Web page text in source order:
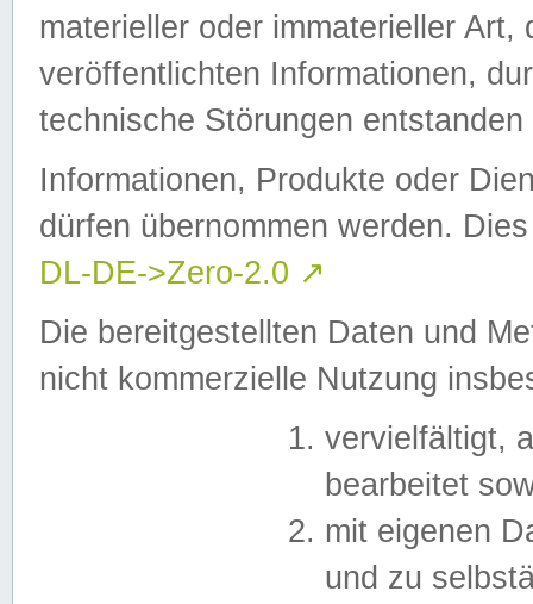
materieller oder immaterieller
veröffentlichten Informationen,
technische Störungen
Informationen, Produkte oder
dürfen übernommen werden.
DL-DE->Zero-2.0 ↗
Die bereitgestellten Daten und
nicht kommerzielle Nutzung
vervielfältigt,
bearbeitet
mit eigenen
und zu